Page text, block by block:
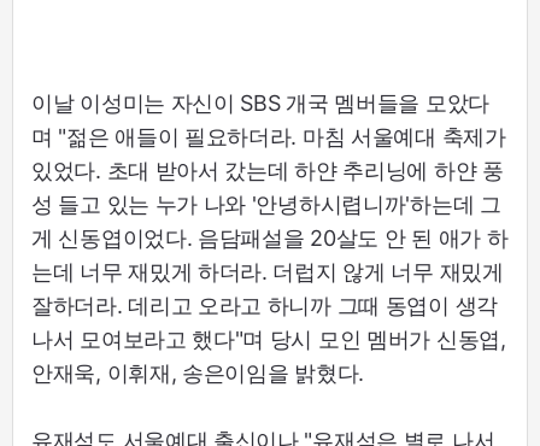
이날 이성미는 자신이 SBS 개국 멤버들을 모았다
며 "젊은 애들이 필요하더라. 마침 서울예대 축제가
있었다. 초대 받아서 갔는데 하얀 추리닝에 하얀 풍
성 들고 있는 누가 나와 '안녕하시렵니까'하는데 그
게 신동엽이었다. 음담패설을 20살도 안 된 애가 하
는데 너무 재밌게 하더라. 더럽지 않게 너무 재밌게
잘하더라. 데리고 오라고 하니까 그때 동엽이 생각
나서 모여보라고 했다"며 당시 모인 멤버가 신동엽,
안재욱, 이휘재, 송은이임을 밝혔다.
유재석도 서울예대 출신이나 "유재석은 별로 나서